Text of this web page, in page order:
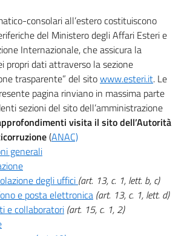
consolari all’estero costituiscono
del Ministero degli Affari Esteri e
Internazionale, che assicura la
propri dati attraverso la sezione
trasparente” del sitowww.esteri.it. Le
pagina rinviano in massima parte
sezioni del sito dell’amministrazione
visita il sito dell’Autorità
(ANAC)
generali
degli uffici (art. 13, c. 1, lett. b, c)
e posta elettronica (art. 13, c. 1, lett. d)
e collaboratori (art. 15, c. 1, 2)